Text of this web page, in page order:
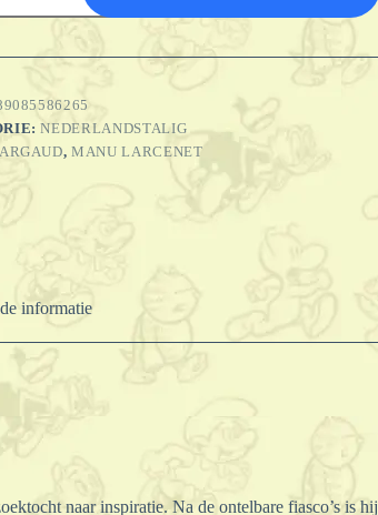
NEDERLANDSTALIG
,MANU LARCENET
informatie
naar inspiratie. Na de ontelbare fiasco’s is hij